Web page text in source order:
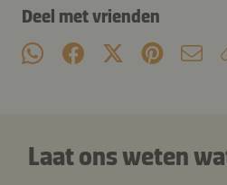
Deel met vrienden
Laat ons weten